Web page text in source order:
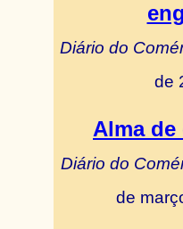
Diário do
de
Alma
Diário do
de